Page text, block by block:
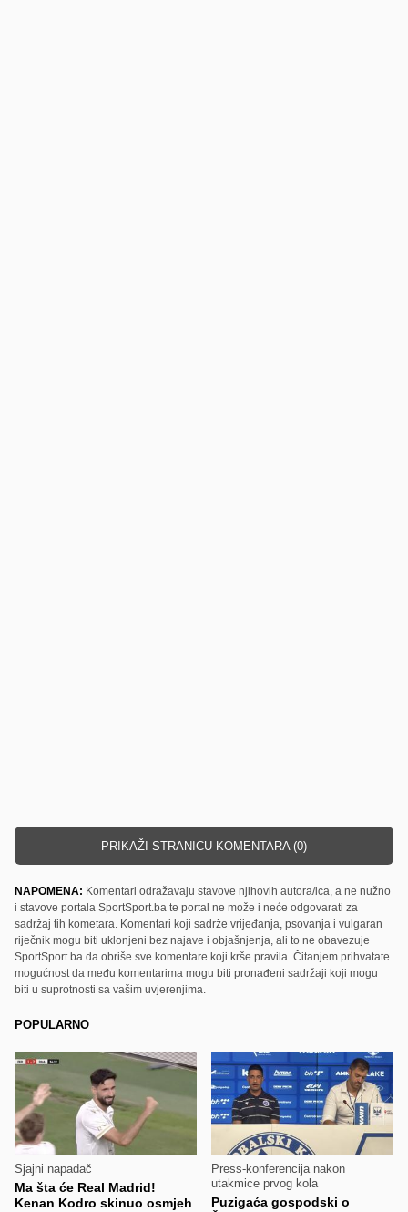
PRIKAŽI STRANICU KOMENTARA (0)
NAPOMENA: Komentari odražavaju stavove njihovih autora/ica, a ne nužno
i stavove portala SportSport.ba te portal ne može i neće odgovarati za
sadržaj tih kometara. Komentari koji sadrže vrijeđanja, psovanja i vulgaran
riječnik mogu biti uklonjeni bez najave i objašnjenja, ali to ne obavezuje
SportSport.ba da obriše sve komentare koji krše pravila. Čitanjem prihvatate
mogućnost da među komentarima mogu biti pronađeni sadržaji koji mogu
biti u suprotnosti sa vašim uvjerenjima.
POPULARNO
Sjajni napadač
Ma šta će Real Madrid!
Kenan Kodro skinuo osmjeh
Press-konferencija nakon
utakmice prvog kola
Puzigaća gospodski o